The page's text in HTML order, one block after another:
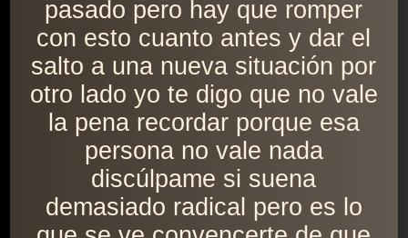
pasado pero hay que romper
con esto cuanto antes y dar el
salto a una nueva situación por
otro lado yo te digo que no vale
la pena recordar porque esa
persona no vale nada
discúlpame si suena
demasiado radical pero es lo